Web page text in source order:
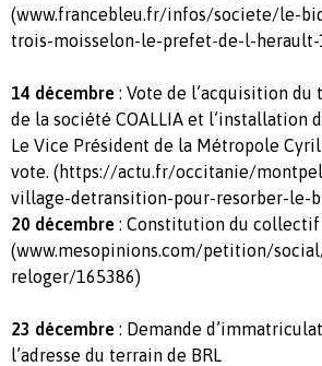
(www.francebleu.fr/infos/societe/le-
trois-moisselon-le-prefet-de-l-herault-
14 décembre : Vote de l’acquisition
de la société COALLIA et l’installation
Le Vice Président de la Métropole
vote. (https://actu.fr/occitanie/
village-detransition-pour-resorber-le-
20 décembre : Constitution du
(www.mesopinions.com/petition/
reloger/165386)
23 décembre : Demande
l’adresse du terrain de BRL